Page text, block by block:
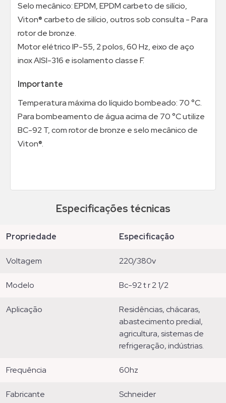
Selo mecânico: EPDM, EPDM carbeto de silício,
Viton® carbeto de silício, outros sob consulta - Para
rotor de bronze.
Motor elétrico IP-55, 2 polos, 60 Hz, eixo de aço
inox AISI-316 e isolamento classe F.
Importante
Temperatura máxima do líquido bombeado: 70 °C.
Para bombeamento de água acima de 70 °C utilize
BC-92 T, com rotor de bronze e selo mecânico de
Viton®.
Especificações técnicas
propriedade especificação
voltagem 220/380v
modelo bc-92 t r 2 1/2
aplicação
residências, chácaras,
abastecimento predial,
agricultura, sistemas de
refrigeração, indústrias.
frequência 60hz
fabricante schneider